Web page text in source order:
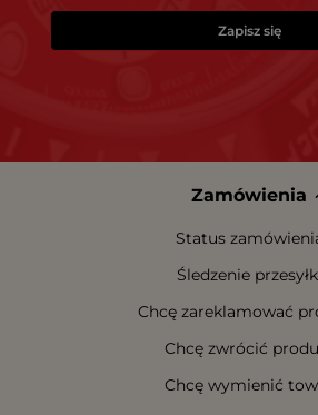
Zapisz się
Zamówienia
Status
Śledzenie
Chcę zareklamować
Chcę zwrócić
Chcę wymienić